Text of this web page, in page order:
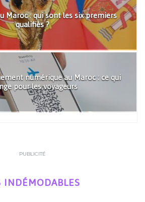
Maroc : qui sont les six premiers
qualifiés ?
numérique au Maroc : ce qui
pour les voyageurs
PUBLICITÉ
INDÉMODABLES